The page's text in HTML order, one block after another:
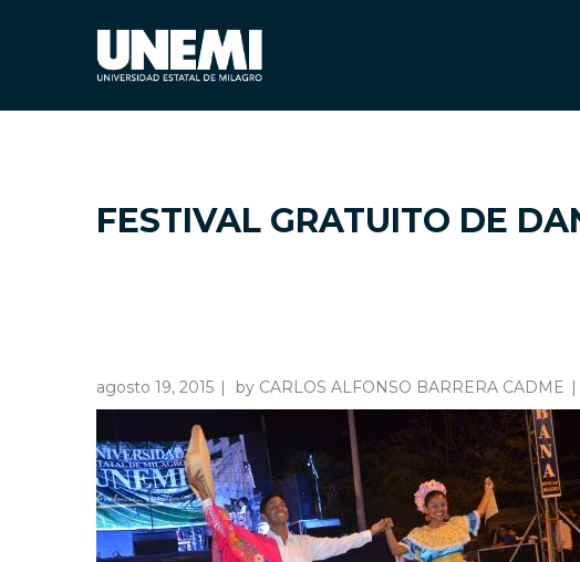
FESTIVAL GRATUITO DE
agosto 19, 2015 by CARLOS ALFONSO BARRERA CADME